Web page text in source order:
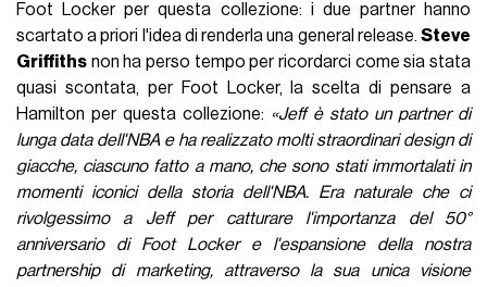
Foot Locker per questa collezione: i due partner hanno
scartato a priori l'idea di renderla una general release. Steve
Griffiths non ha perso tempo per ricordarci come sia stata
quasi scontata, per Foot Locker, la scelta di pensare a
Hamilton per questa collezione: «Jeff è stato un partner di
lunga data dell'NBA e ha realizzato molti straordinari design di
giacche, ciascuno fatto a mano, che sono stati immortalati in
momenti iconici della storia dell'NBA. Era naturale che ci
rivolgessimo a Jeff per catturare l'importanza del 50°
anniversario di Foot Locker e l'espansione della nostra
partnership di marketing, attraverso la sua unica visione